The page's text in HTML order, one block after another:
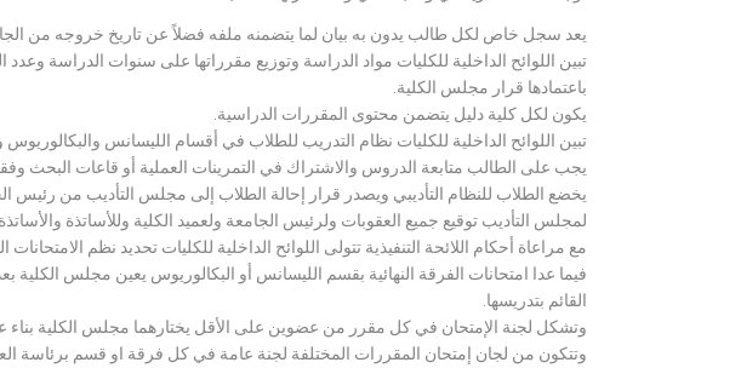
يعد سجل خاص لكل طالب يدون به بيان لما يتضمنه ملفه فضلاً عن تاريخ خروجه من
تبين اللوائح الداخلية للكليات مواد الدراسة وتوزيع مقرراتها على سنوات
باعتمادها قرار مجلس الكلية.
يكون لكل كلية دليل يتضمن محتوى المقررات الدراسية.
تبين اللوائح الداخلية للكليات نظام التدريب للطلاب في أقسام الليسانس والبكالوريوس
يجب على الطالب متابعة الدروس والاشتراك في التمرينات العملية أو قاعات البحث وفقاً
يخضع الطلاب للنظام التأديبي ويصدر قرار إحالة الطلاب إلى مجلس التأديب من رئيس
لمجلس التأديب توقيع جميع العقوبات ولرئيس الجامعة ولعميد الكلية وللأساتذة
مع مراعاة أحكام اللائحة التنفيذية تتولى اللوائح الداخلية للكليات تحديد نظم الامتحانات
فيما عدا امتحانات الفرقة النهائية بقسم الليسانس أو البكالوريوس يعين مجلس
القائم بتدريسها.
وتشكل لجنة الإمتحان في كل مقرر من عضوين على الأقل يختارهما مجلس الكلية
وتتكون من لجان إمتحان المقررات المختلفة لجنة عامة في كل فرقة او قسم برئاسة